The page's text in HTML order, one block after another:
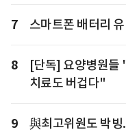
7 스마트폰 배터리
8
[단독] 요양병원들
치료도 버겁다"
9
與최고위원도 박빙